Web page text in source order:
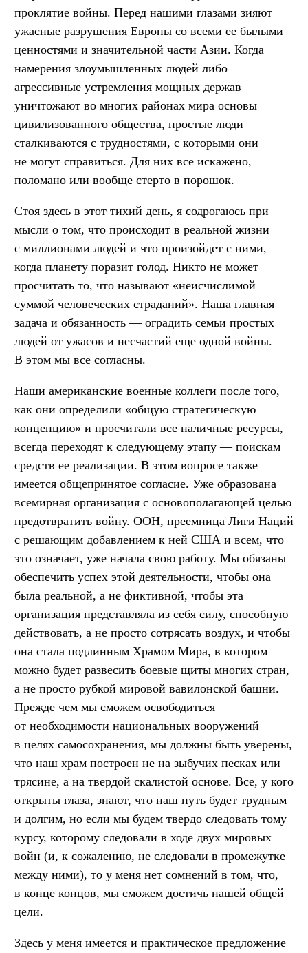
проклятие войны. Перед нашими глазами зияют
ужасные разрушения Европы со всеми ее былыми
ценностями и значительной части Азии. Когда
намерения злоумышленных людей либо
агрессивные устремления мощных держав
уничтожают во многих районах мира основы
цивилизованного общества, простые люди
сталкиваются с трудностями, с которыми они
не могут справиться. Для них все искажено,
поломано или вообще стерто в порошок.
Стоя здесь в этот тихий день, я содрогаюсь при
мысли о том, что происходит в реальной жизни
с миллионами людей и что произойдет с ними,
когда планету поразит голод. Никто не может
просчитать то, что называют «неисчислимой
суммой человеческих страданий». Наша главная
задача и обязанность — оградить семьи простых
людей от ужасов и несчастий еще одной войны.
В этом мы все согласны.
Наши американские военные коллеги после того,
как они определили «общую стратегическую
концепцию» и просчитали все наличные ресурсы,
всегда переходят к следующему этапу — поискам
средств ее реализации. В этом вопросе также
имеется общепринятое согласие. Уже образована
всемирная организация с основополагающей целью
предотвратить войну. ООН, преемница Лиги Наций
с решающим добавлением к ней США и всем, что
это означает, уже начала свою работу. Мы обязаны
обеспечить успех этой деятельности, чтобы она
была реальной, а не фиктивной, чтобы эта
организация представляла из себя силу, способную
действовать, а не просто сотрясать воздух, и чтобы
она стала подлинным Храмом Мира, в котором
можно будет развесить боевые щиты многих стран,
а не просто рубкой мировой вавилонской башни.
Прежде чем мы сможем освободиться
от необходимости национальных вооружений
в целях самосохранения, мы должны быть уверены,
что наш храм построен не на зыбучих песках или
трясине, а на твердой скалистой основе. Все, у кого
открыты глаза, знают, что наш путь будет трудным
и долгим, но если мы будем твердо следовать тому
курсу, которому следовали в ходе двух мировых
войн (и, к сожалению, не следовали в промежутке
между ними), то у меня нет сомнений в том, что,
в конце концов, мы сможем достичь нашей общей
цели.
Здесь у меня имеется и практическое предложение